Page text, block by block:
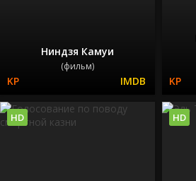
Ниндзя Камуи
(фильм)
HD HD